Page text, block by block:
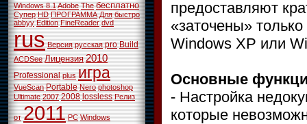
Windows 8.1Adobe The бесплатно
Супер HD ПРОГРАММА Для быстро
abbyy Edition FineReader dvd
rus Версия русская pro Build
ACDSee Лицензия 2010
Professional plus игра
VueScan Portable Nero photoshop
Ultimate 2007 2008 lossless Релиз
от 2011 PC Windows
предоставляют
«заточены»
Windows XP или
Основные
- Настройка
которые